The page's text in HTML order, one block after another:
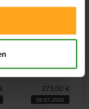
Tiefststand
373,00 €
09.07.2026